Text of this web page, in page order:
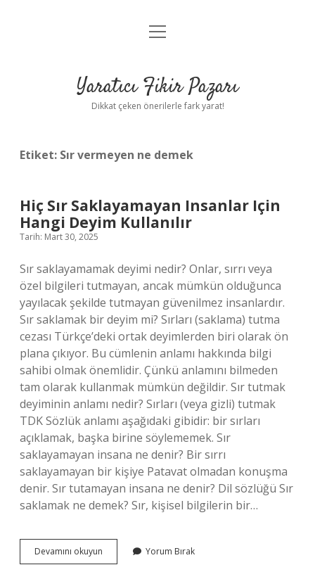
Anasayfa
Yasal Uyarı
menüyü
Yaratıcı Fikir Pazarı
Dikkat çeken önerilerle fark yarat!
Etiket: Sır vermeyen ne demek
Hiç Sır Saklayamayan Insanlar Için
Hangi Deyim Kullanılır
Tarih: Mart 30, 2025
Sır saklayamamak deyimi nedir? Onlar, sırrı veya
özel bilgileri tutmayan, ancak mümkün olduğunca
yayılacak şekilde tutmayan güvenilmez insanlardır.
Sır saklamak bir deyim mi? Sırları (saklama) tutma
cezası Türkçe’deki ortak deyimlerden biri olarak ön
plana çıkıyor. Bu cümlenin anlamı hakkında bilgi
sahibi olmak önemlidir. Çünkü anlamını bilmeden
tam olarak kullanmak mümkün değildir. Sır tutmak
deyiminin anlamı nedir? Sırları (veya gizli) tutmak
TDK Sözlük anlamı aşağıdaki gibidir: bir sırları
açıklamak, başka birine söylememek. Sır
saklayamayan insana ne denir? Bir sırrı
saklayamayan bir kişiye Patavat olmadan konuşma
denir. Sır tutamayan insana ne denir? Dil sözlüğü Sır
saklamak ne demek? Sır, kişisel bilgilerin bir…
Devamını okuyun
Sır
Yorum Bırak